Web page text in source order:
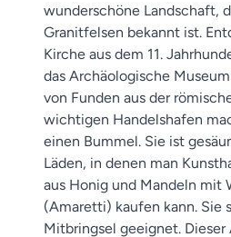
wunderschöne Landschaft,
Granitfelsen bekannt ist.
Kirche aus dem 11.
das Archäologische
von Funden aus der
wichtigen Handelshafen
einen Bummel. Sie ist
Läden, in denen man
aus Honig und Mandeln mit
(Amaretti) kaufen kann. Sie
Mitbringsel geeignet.